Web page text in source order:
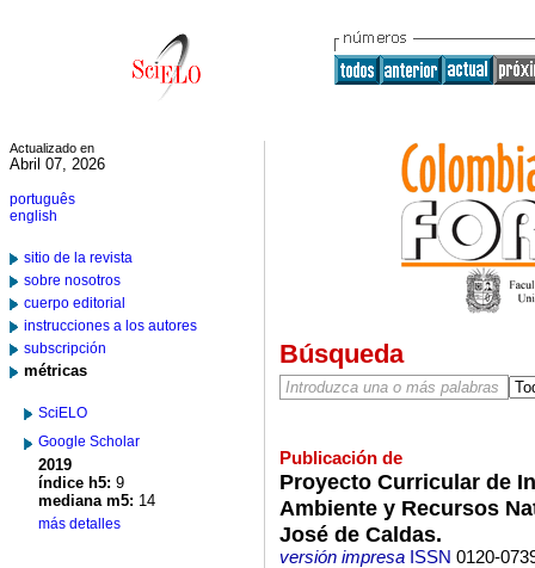
Actualizado en
Abril 07, 2026
português
english
sitio de la revista
sobre nosotros
cuerpo editorial
instrucciones a los autores
subscripción
métricas
SciELO
Google Scholar
2019
índice h5: 9
mediana m5: 14
más detalles
Búsqueda
Publicación de
Proyecto Curricular de
Ambiente y Recursos
José de Caldas.
versión impresaISSN 0120-